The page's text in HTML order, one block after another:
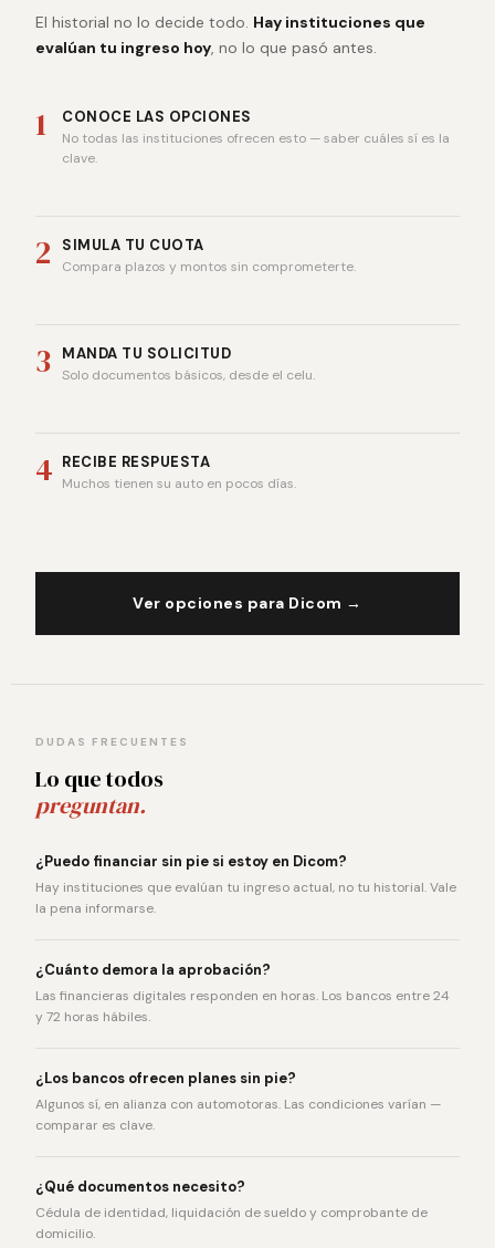
El historial no lo decide todo. Hay instituciones que
evalúan tu ingreso hoy, no lo que pasó antes.
1 CONOCE LAS OPCIONES
No todas las instituciones ofrecen esto — saber cuáles sí es la
clave.
2 SIMULA TU CUOTA
Compara plazos y montos sin comprometerte.
3 MANDA TU SOLICITUD
Solo documentos básicos, desde el celu.
4 RECIBE RESPUESTA
Muchos tienen su auto en pocos días.
Ver opciones para Dicom →
DUDAS FRECUENTES
Lo que todos
preguntan.
¿Puedo financiar sin pie si estoy en Dicom?
Hay instituciones que evalúan tu ingreso actual, no tu historial. Vale
la pena informarse.
¿Cuánto demora la aprobación?
Las financieras digitales responden en horas. Los bancos entre 24
y 72 horas hábiles.
¿Los bancos ofrecen planes sin pie?
Algunos sí, en alianza con automotoras. Las condiciones varían —
comparar es clave.
¿Qué documentos necesito?
Cédula de identidad, liquidación de sueldo y comprobante de
domicilio.